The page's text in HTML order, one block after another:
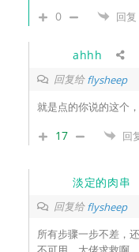
0 回复
ahhh
回复给flysheep
就是点的你说的这个
17 回
淡定的肉串
回复给flysheep
所有步骤一步不差，